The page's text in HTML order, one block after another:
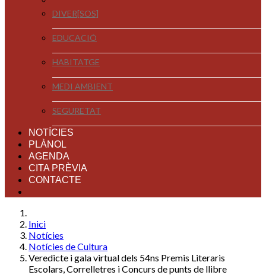
DIVER[SOS]
EDUCACIÓ
HABITATGE
MEDI AMBIENT
SEGURETAT
NOTÍCIES
PLÀNOL
AGENDA
CITA PRÈVIA
CONTACTE
Inici
Notícies
Notícies de Cultura
Veredicte i gala virtual dels 54ns Premis Literaris
Escolars, Correlletres i Concurs de punts de llibre